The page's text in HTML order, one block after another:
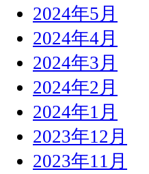
2024年5月
2024年4月
2024年3月
2024年2月
2024年1月
2023年12月
2023年11月